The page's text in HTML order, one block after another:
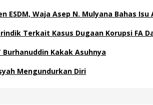
ESDM, Waja Asep N. Mulyana Bahas Isu
Terkait Kasus Dugaan Korupsi FA
Kakak Asuhnya
Mengundurkan Diri